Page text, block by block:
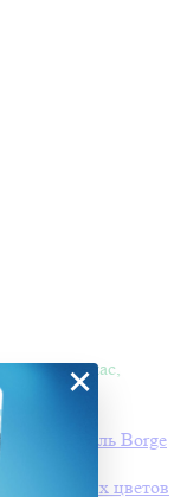
- сейчас,
Borge
+1 других цветов
×